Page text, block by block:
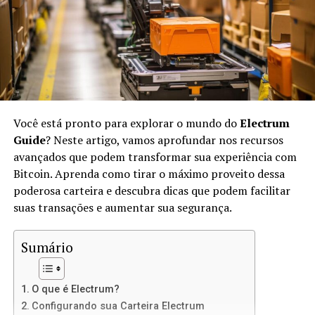
No IPFS, os arquivos são identificados por suas
hashes
únicas, em vez de endereços URL. Isso significa que,
quando você acessar um arquivo, estará acessando sua
versão exata, não importa onde ele esteja armazenado.
O IPFS usa conceitos depeer-to-peer(P2P) para
transferir arquivos diretamente entre os usuários.
Vantagens de Usar IPFS para Sites
Estáticos
Usar IPFS para hospedar sites estáticos oferece várias
vantagens:
Descentralização:
falha, o que significa mais resiliência contra
ataques e censura.
Velocidade:Como os arquivos são distribuídos
Você está pronto para explorar o mundo doElectrum
Guide? Neste artigo, vamos aprofundar nos recursos
avançados que podem transformar sua experiência com
Bitcoin. Aprenda como tirar o máximo proveito dessa
poderosa carteira e descubra dicas que podem facilitar
suas transações e aumentar sua segurança.
Sumário
O que é Electrum?
Configurando sua Carteira Electrum